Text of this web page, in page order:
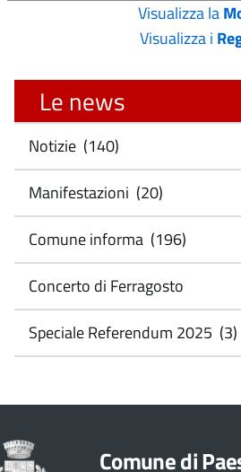
Visualizza la
Visualizza i
Le news
Notizie (140)
Manifestazioni (20)
Comune informa (196)
Concerto di Ferragosto
Speciale Referendum 2025 (3)
Comune di